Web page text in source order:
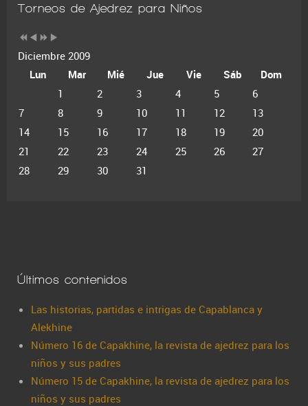
Torneos de Ajedrez para Niños
Diciembre 2009
Lun
Mar Mié Jue Vie Sáb
Dom
1
2 3 4 5
6
7
8 9 10 11 12
13
14
15 16 17 18 19
20
21
22 23 24 25 26
27
28
29 30 31
Últimos contenidos
Las historias, partidas e intrigas de Capablanca y
Alekhine
Número 16 de Capakhine, la revista de ajedrez para los
niños y sus padres
Número 15 de Capakhine, la revista de ajedrez para los
niños y sus padres